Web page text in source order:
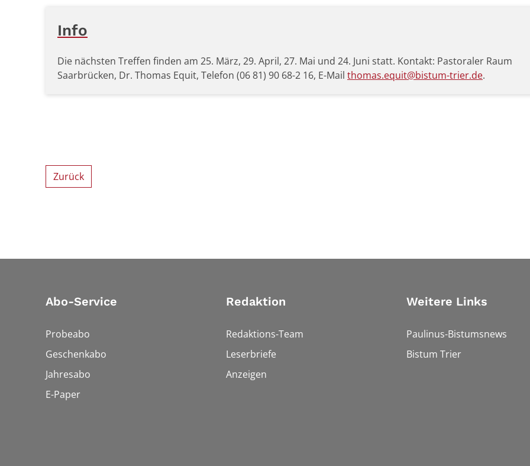
Info
Die nächsten Treffen finden am 25. März, 29. April, 27. Mai und 24. Juni statt. Kontakt: Pastoraler Raum
Saarbrücken, Dr. Thomas Equit, Telefon (06 81) 90 68-2 16, E-Mail thomas.equit@bistum-trier.de.
Zurück
Abo-Service
Probeabo
Geschenkabo
Jahresabo
E-Paper
Redaktion
Redaktions-Team
Leserbriefe
Anzeigen
Weitere Links
Paulinus-Bistumsnews
Bistum Trier